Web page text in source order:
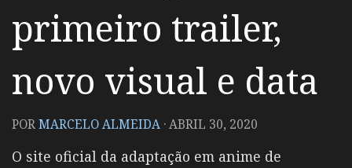
primeiro trailer,
novo visual e data
PORMARCELO ALMEIDA ·ABRIL 30, 2020
O site oficial da adaptação em anime de